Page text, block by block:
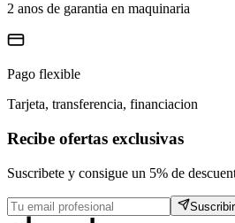
2 anos de garantia en maquinaria
Pago flexible
Tarjeta, transferencia, financiacion
Recibe ofertas exclusivas
Suscribete y consigue un 5% de
Suscribir